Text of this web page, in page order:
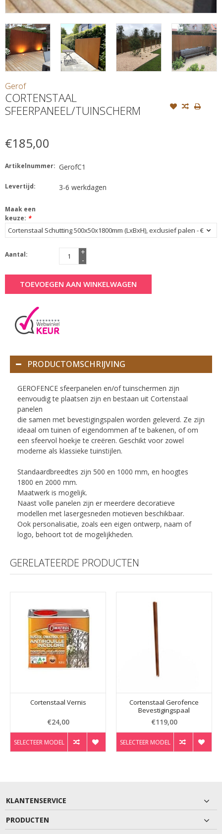
Gerof
CORTENSTAAL
SFEERPANEEL/TUINSCHERM
€185,00
Artikelnummer: GerofC1
Levertijd: 3-6 werkdagen
Maak een
keuze: *
Aantal:
+
-
TOEVOEGEN AAN WINKELWAGEN
PRODUCTOMSCHRIJVING
GEROFENCE sfeerpanelen en/of tuinschermen zijn
eenvoudig te plaatsen zijn en bestaan uit Cortenstaal
panelen
die samen met bevestigingspalen worden geleverd. Ze zijn
ideaal om tuinen of eigendommen af te bakenen, of om
een sfeervol hoekje te creëren. Geschikt voor zowel
moderne als klassieke tuinstijlen.
Standaardbreedtes zijn 500 en 1000 mm, en hoogtes
1800 en 2000 mm.
Maatwerk is mogelijk.
Naast volle panelen zijn er meerdere decoratieve
modellen met lasergesneden motieven beschikbaar.
Ook personalisatie, zoals een eigen ontwerp, naam of
logo, behoort tot de mogelijkheden.
GERELATEERDE PRODUCTEN
Cortenstaal Vernis
€24,00
SELECTEER MODEL
Cortenstaal Gerofence
Bevestigingspaal
€119,00
SELECTEER MODEL
KLANTENSERVICE
PRODUCTEN